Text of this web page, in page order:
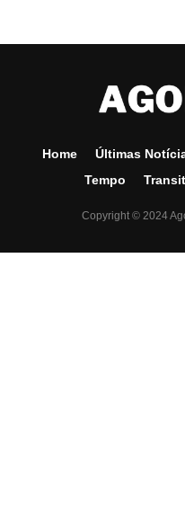
Home Últimas
Tempo
Copyright © 2024